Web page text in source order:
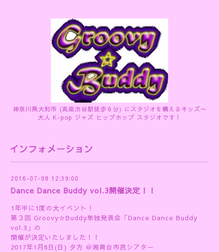
神奈川県大和市 (高座渋谷駅徒歩６分) にスタジオを構えるキッズ〜
大人 K-pop ジャズ ヒップホップ スタジオです！
インフォメーション
2016-07-08 12:39:00
Dance Dance Buddy vol.3開催決定！！
1年半に1度の大イベント！
第３回 Groovy☆Buddy単独発表会「Dance Dance Buddy
vol.3」の
開催が決定いたしました！！
2017年1月8日(日) 夕方 ＠湘南台市民シアター